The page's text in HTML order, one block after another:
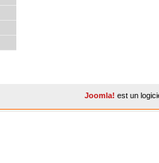
Joomla! est un